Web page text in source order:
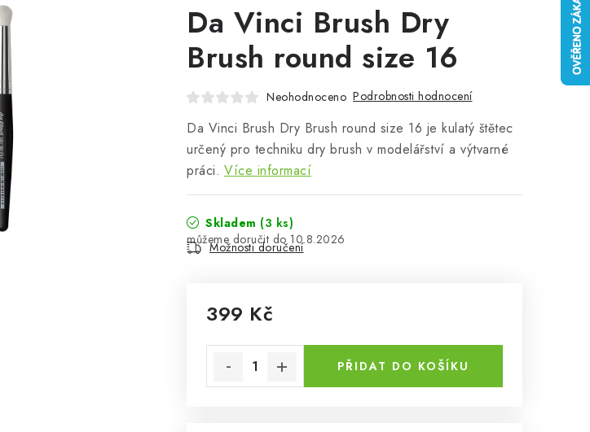
Da Vinci Brush Dry
Brush round size 16
Neohodnoceno Podrobnosti hodnocení
Da Vinci Brush Dry Brush round size 16 je kulatý štětec
určený pro techniku dry brush v modelářství a výtvarné
práci. Více informací
Skladem (3 ks)
10.8.2026
Možnosti doručení
399 Kč
PŘIDAT DO KOŠÍKU